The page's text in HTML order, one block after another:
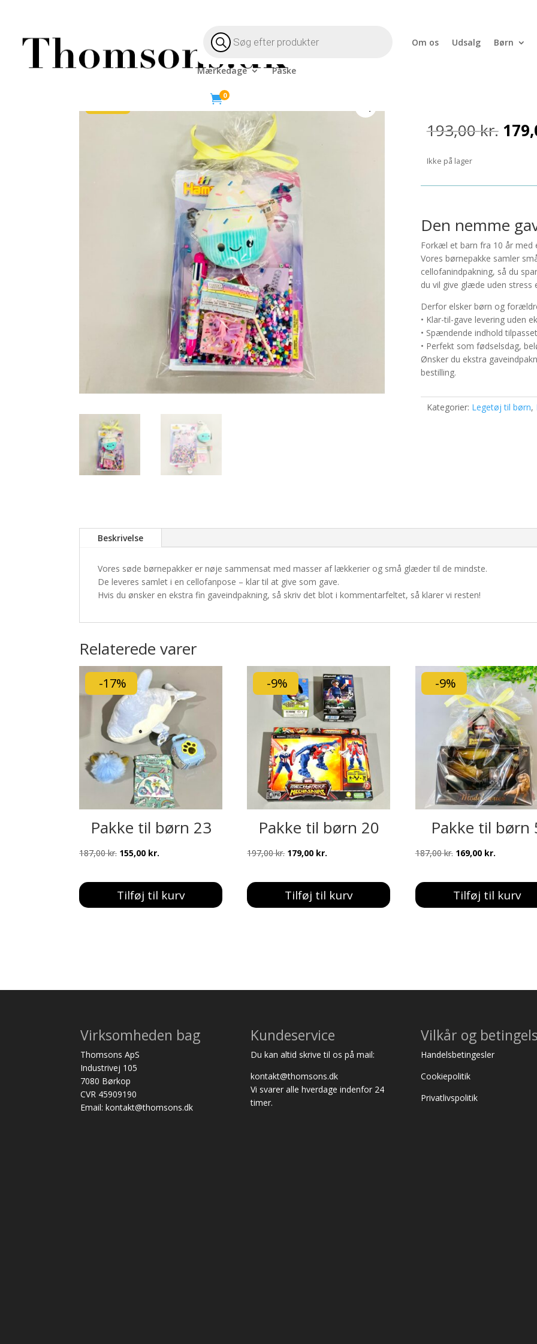
search Om os Udsalg Børn
Mærkedage Påske
0
Hjem /Legetøj til børn/ Påskeæg til Børn/ Pakke til børn 10
193,00kr. Den
Ikke på lager
Den nemme
Forkæl et barn fra 10 år med
Vores børnepakke samler
cellofanindpakning, så du
du vil give glæde uden stress
Derfor elsker børn og
• Klar-til-gave levering uden
• Spændende indhold
• Perfekt som fødselsdag,
Ønsker du ekstra
bestilling.
Kategorier: Legetøj til børn,
Beskrivelse
Vores søde børnepakker er nøje sammensat med masser af lækkerier og små glæder til de mindste.
De leveres samlet i en cellofanpose – klar til at give som gave.
Hvis du ønsker en ekstra fin gaveindpakning, så skriv det blot i kommentarfeltet, så klarer vi resten!
Relaterede varer
-17%
Pakke til børn 23
187,00kr. Den
pris
var:
155,00 kr.
pris
er:
Tilføj til kurv
-9%
Pakke til børn 20
197,00kr. Den
pris
var:
179,00 kr.
pris
er:
Tilføj til kurv
-9%
Pakke til børn
187,00kr. Den
pris
var:
169,00 kr.Den
pris
er:
Tilføj til kurv
Virksomheden bag
Thomsons ApS
Industrivej 105
7080 Børkop
CVR 45909190
Email: kontakt@thomsons.dk
Kundeservice
Du kan altid skrive til os på mail:
kontakt@thomsons.dk
Vi svarer alle hverdage indenfor 24
timer.
Vilkår og
Handelsbetingesler
Cookiepolitik
Privatlivspolitik